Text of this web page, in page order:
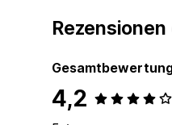
Rezensionen
4,2